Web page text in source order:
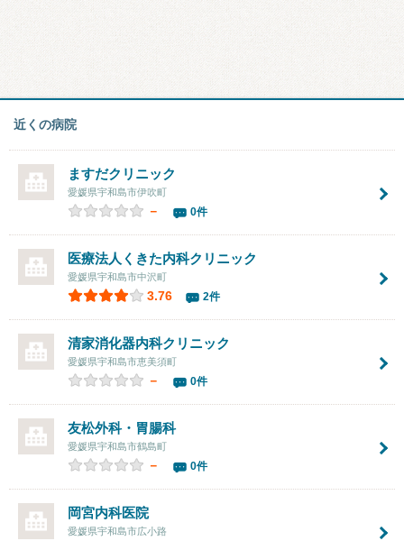
近くの病院
ますだクリニック
愛媛県宇和島市伊吹町
－ 0件
医療法人 くきた内科クリニック
愛媛県宇和島市中沢町
3.76 2件
清家消化器内科クリニック
愛媛県宇和島市恵美須町
－ 0件
友松外科・胃腸科
愛媛県宇和島市鶴島町
－ 0件
岡宮内科医院
愛媛県宇和島市広小路